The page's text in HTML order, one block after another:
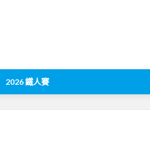
2026 鐵人賽